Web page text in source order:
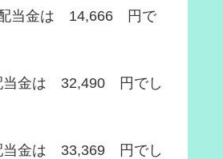
配当金は 14,666 円で
当金は 32,490 円でし
当金は 33,369 円でし